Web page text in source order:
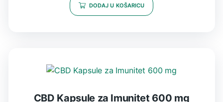
DODAJ U KOŠARICU
CBD Kapsule za Imunitet 600 mg